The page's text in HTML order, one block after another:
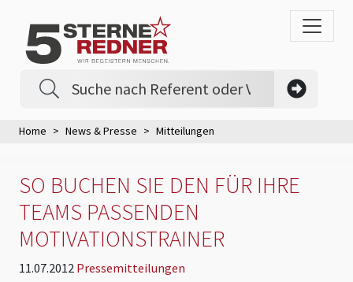
Home News & Presse Mitteilungen
SO BUCHEN SIE DEN FÜR IHRE
TEAMS PASSENDEN
MOTIVATIONSTRAINER
11.07.2012 Pressemitteilungen